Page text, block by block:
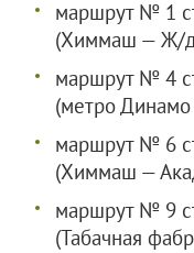
маршрут № 1
(Химмаш — Ж/д
маршрут № 4
(метро
маршрут № 6
(Химмаш —
маршрут № 9
(Табачная